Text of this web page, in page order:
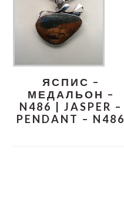
ЯСПИС –
МЕДАЛЬОН –
N486 | JASPER –
PENDANT – N486